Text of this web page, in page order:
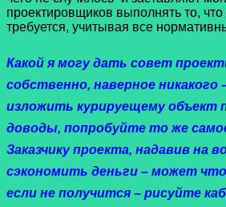
проектировщиков выполнять то,
требуется, учитывая все
Какой я могу дать совет
собственно, наверное никакого
изложить курируещему объект
доводы, попробуйте то же
Заказчику проекта, надавив на
сэкономить деньги – может
если не получится – рисуйте